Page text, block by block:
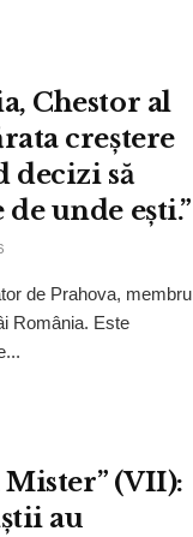
Chestor al
creștere
decizi să
unde ești.”
de Prahova, membru
România. Este
(VII):
au